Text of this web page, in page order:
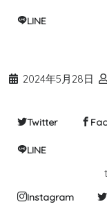
LINE
2024年5月28日
Twitter
LINE
Instagram